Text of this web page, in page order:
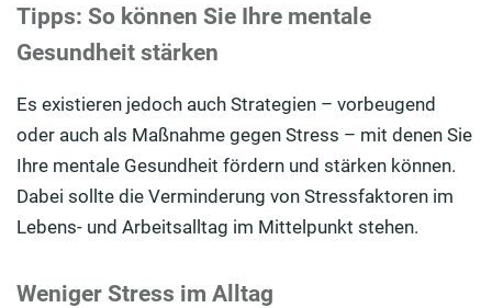
Tipps: So können Sie Ihre mentale
Gesundheit stärken
Es existieren jedoch auch Strategien – vorbeugend
oder auch als Maßnahme gegen Stress – mit denen Sie
Ihre mentale Gesundheit fördern und stärken können.
Dabei sollte die Verminderung von Stressfaktoren im
Lebens- und Arbeitsalltag im Mittelpunkt stehen.
Weniger Stress im Alltag